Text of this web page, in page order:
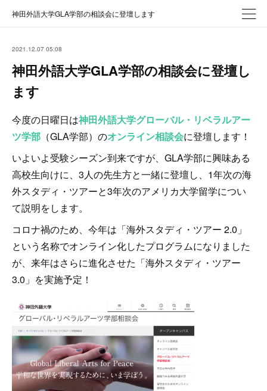
神田外語大学GLA学部の相談会に登壇します
2021.12.07 05:08
神田外語大学GLA学部の相談会に登壇し
ます
今度の日曜日は神田外語大学グローバル・リベラルアー
ツ学部 （GLA学部）のオンライン相談会に登壇します！
いよいよ受験シーズン到来ですが、GLA学部に興味ある
高校生向けに、3人の先生方と一緒に登壇し、1年次の海
外スタディ・ツアーと3年次のアメリカ大学留学につい
て説明をします。
コロナ禍のため、今年は「海外スタディ・ツアー 2.0」
という名称でオンライン化したプログラムになりました
が、来年はさらに進化させた「海外スタディ・ツアー
3.0」を実施予定！